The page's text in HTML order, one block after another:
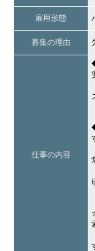
雇用形態
募集の理由
仕事の内容